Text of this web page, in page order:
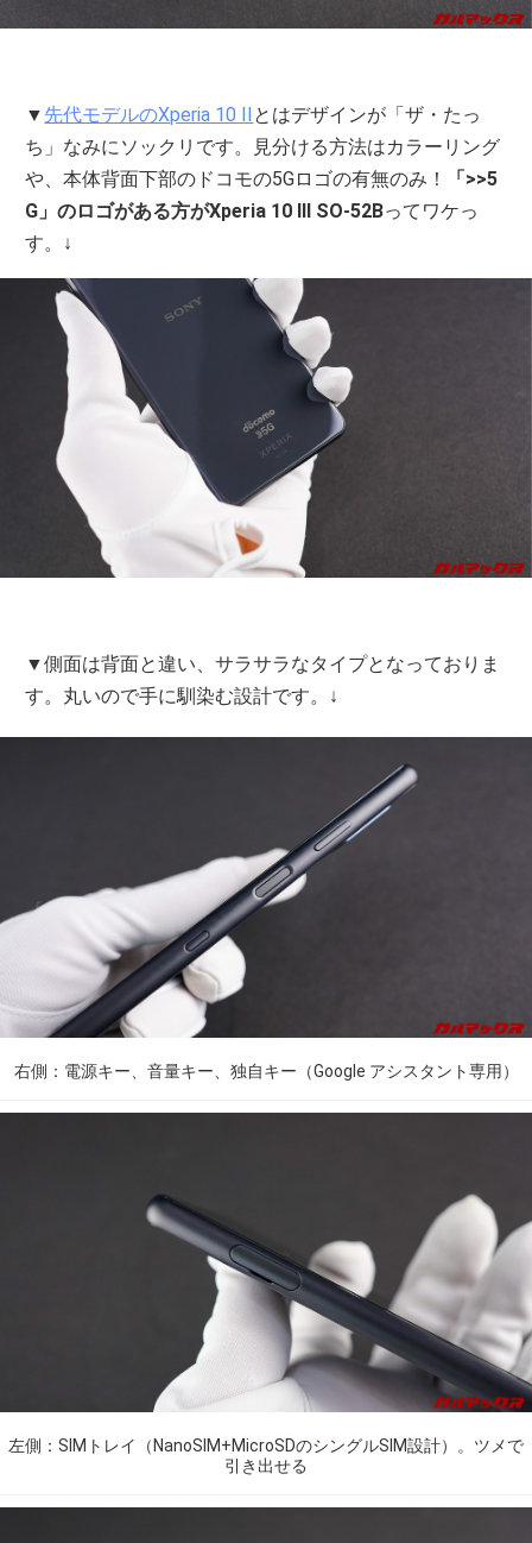
▼ 先代モデルのXperia 10 II とはデザインが「ザ・たっ
ち」なみにソックリです。見分ける方法はカラーリング
や、本体背面下部のドコモの5Gロゴの有無のみ！
「>>5
G」のロゴがある方がXperia 10 III SO-52Bってワケっ
す。↓
▼側面は背面と違い、サラサラなタイプとなっておりま
す。丸いので手に馴染む設計です。↓
右側：電源キー、音量キー、独自キー（Google アシスタント専用）
左側：SIMトレイ（NanoSIM+MicroSDのシングルSIM設計）。ツメで
引き出せる